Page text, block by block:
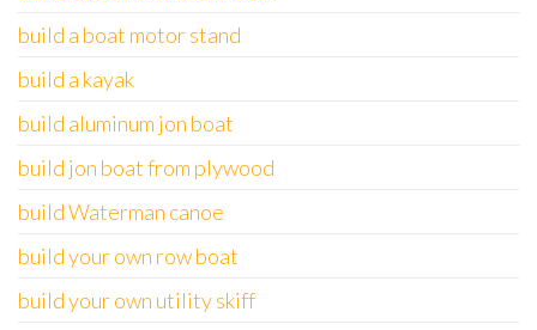
build a boat motor stand
build a kayak
build aluminum jon boat
build jon boat from plywood
build Waterman canoe
build your own row boat
build your own utility skiff